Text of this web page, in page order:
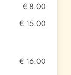
€ 8.00
€ 15.00
€ 16.00